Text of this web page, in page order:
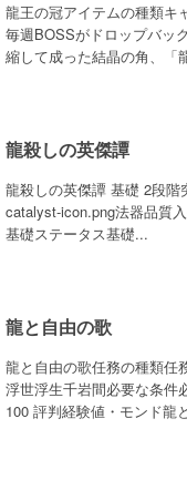
龍王の冠アイテムの種類キ
毎週BOSSがドロップバッ
縮して成った結晶の角、「
龍殺しの英傑譚
龍殺しの英傑譚 基礎 2段
catalyst-icon.png法器品質
基礎ステータス基礎...
龍と自由の歌
龍と自由の歌任務の種類任
浮世浮生千岩間必要な条件
100 評判経験値・モンド龍